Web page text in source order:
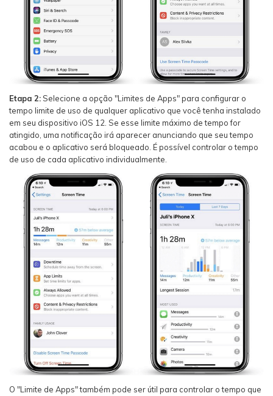
Etapa 2: Selecione a opção "Limites de Apps" para configurar o
tempo limite de uso de qualquer aplicativo que você tenha instalado
em seu dispositivo iOS 12. Se esse limite máximo de tempo for
atingido, uma notificação irá aparecer anunciando que seu tempo
acabou e o aplicativo será bloqueado. É possível controlar o tempo
de uso de cada aplicativo individualmente.
O "Limite de Apps" também pode ser útil para controlar o tempo que